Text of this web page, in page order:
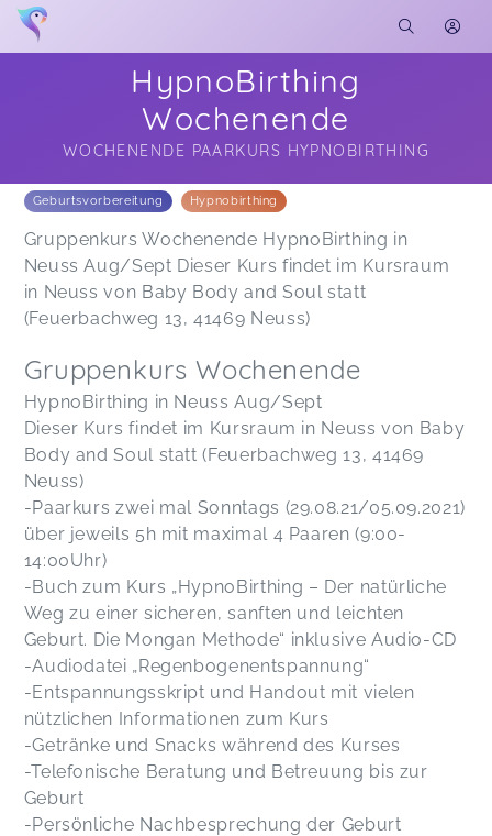
HypnoBirthing
Wochenende
WOCHENENDE PAARKURS HYPNOBIRTHING
Soon you will learn more about me here...
Geburtsvorbereitung Hypnobirthing
Gruppenkurs Wochenende HypnoBirthing in
Neuss Aug/Sept Dieser Kurs findet im Kursraum
in Neuss von Baby Body and Soul statt
(Feuerbachweg 13, 41469 Neuss)
Gruppenkurs Wochenende
HypnoBirthing in Neuss Aug/Sept
Dieser Kurs findet im Kursraum in Neuss von Baby
Body and Soul statt (Feuerbachweg 13, 41469
Neuss)
-Paarkurs zwei mal Sonntags (29.08.21/05.09.2021)
über jeweils 5h mit maximal 4 Paaren (9:00-
14:00Uhr)
-Buch zum Kurs „HypnoBirthing – Der natürliche
Weg zu einer sicheren, sanften und leichten
Geburt. Die Mongan Methode“ inklusive Audio-CD
-Audiodatei „Regenbogenentspannung“
-Entspannungsskript und Handout mit vielen
nützlichen Informationen zum Kurs
-Getränke und Snacks während des Kurses
-Telefonische Beratung und Betreuung bis zur
Geburt
-Persönliche Nachbesprechung der Geburt